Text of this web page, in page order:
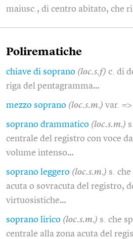
maiusc., di centro abitato, che
Polirematiche
chiave di soprano (loc.s.f) c. di
riga del pentagramma…
mezzo soprano (loc.s.m.) var.
soprano drammatico (loc.s.m.)
centrale del registro con voce
volume intenso…
soprano leggero (loc.s.m.) s.
acuta o sovracuta del registro,
virtuosistiche…
soprano lirico (loc.s.m.) s. che
centrale alla zona acuta del